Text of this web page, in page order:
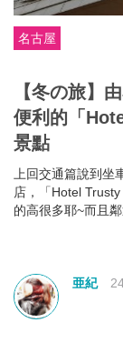
名古屋
【冬の旅】
便利的「
景點
上回交通篇說到
店，「Hotel
的高很多耶~而且
亜紀